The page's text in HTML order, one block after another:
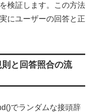
検証します。この方法
にユーザーの回答と正
と回答照合の流
でランダムな接頭辞